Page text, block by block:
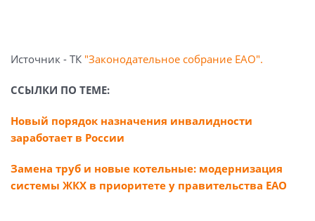
Источник - ТК "Законодательное собрание ЕАО".
ССЫЛКИ ПО ТЕМЕ:
Новый порядок назначения инвалидности
заработает в России
Замена труб и новые котельные: модернизация
системы ЖКХ в приоритете у правительства ЕАО